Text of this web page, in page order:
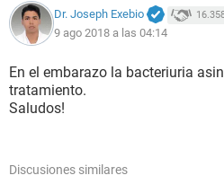
Dr. Joseph Exebio
9 ago 2018 a las 04:14
En el embarazo la bacteriuria
tratamiento.
Saludos!
Discusiones similares